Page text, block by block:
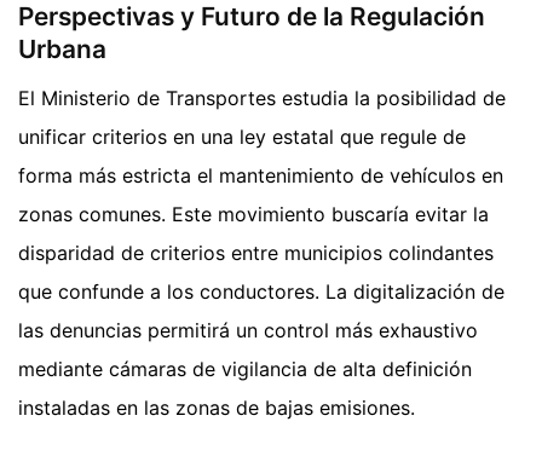
Perspectivas y Futuro de la Regulación
Urbana
El Ministerio de Transportes estudia la posibilidad de
unificar criterios en una ley estatal que regule de
forma más estricta el mantenimiento de vehículos en
zonas comunes. Este movimiento buscaría evitar la
disparidad de criterios entre municipios colindantes
que confunde a los conductores. La digitalización de
las denuncias permitirá un control más exhaustivo
mediante cámaras de vigilancia de alta definición
instaladas en las zonas de bajas emisiones.